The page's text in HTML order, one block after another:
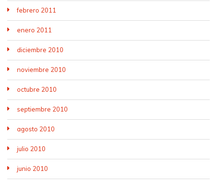
febrero 2011
enero 2011
diciembre 2010
noviembre 2010
octubre 2010
septiembre 2010
agosto 2010
julio 2010
junio 2010